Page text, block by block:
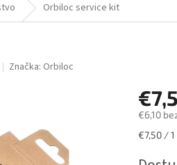
Orbiloc service kit
Značka: Orbiloc
€6,10
€7,50 / 1